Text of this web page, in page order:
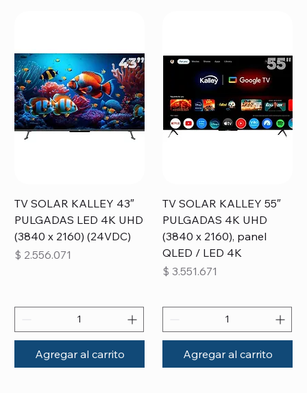
TV SOLAR KALLEY 43″
PULGADAS LED 4K UHD
(3840 x 2160) (24VDC)
Precio
$ 2.556.071
Agregar al carrito
TV SOLAR KALLEY 55″
PULGADAS 4K UHD
(3840 x 2160), panel
QLED / LED 4K
Precio
$ 3.551.671
Agregar al carrito